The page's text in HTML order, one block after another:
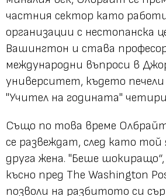
частния сектор като
организации с нестопанска
Вашингтон и става
международни въпроси в
университет, където
"Учител на годината"
Също по това време
се развеждат, след като той
друга жена. "Беше
късно пред The ​​Washington
позволи на разбитото си